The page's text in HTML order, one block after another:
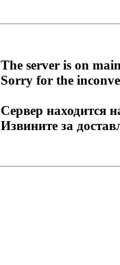
The server is on
Sorry for the
Сервер находится
Извините за